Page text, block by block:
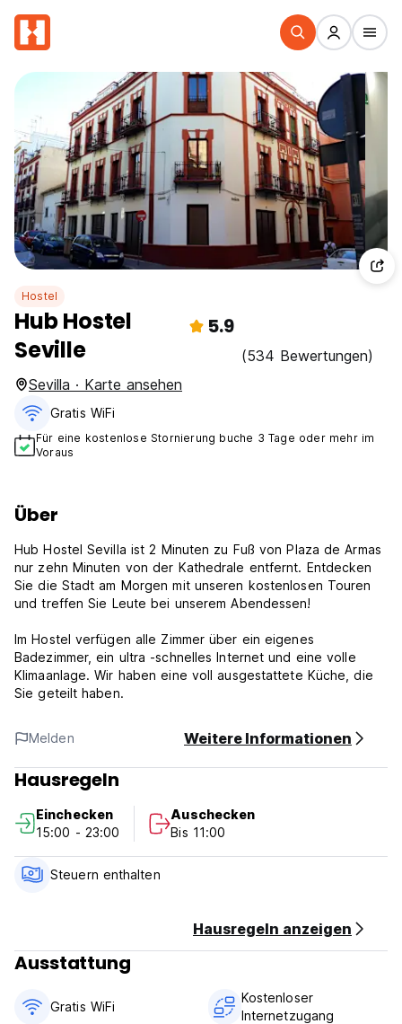
Hostel
Hub Hostel
Seville
5.9
(534 Bewertungen)
Sevilla · Karte ansehen
Gratis WiFi
Für eine kostenlose Stornierung buche 3 Tage oder mehr im
Voraus
Über
Hub Hostel Sevilla ist 2 Minuten zu Fuß von Plaza de Armas
nur zehn Minuten von der Kathedrale entfernt. Entdecken
Sie die Stadt am Morgen mit unseren kostenlosen Touren
und treffen Sie Leute bei unserem Abendessen!
Im Hostel verfügen alle Zimmer über ein eigenes
Badezimmer, ein ultra -schnelles Internet und eine volle
Klimaanlage. Wir haben eine voll ausgestattete Küche, die
Sie geteilt haben.
Melden Weitere Informationen
Hausregeln
Einchecken
15:00 - 23:00
Auschecken
Bis 11:00
Steuern enthalten
Hausregeln anzeigen
Ausstattung
Gratis WiFi
Kostenloser
Internetzugang